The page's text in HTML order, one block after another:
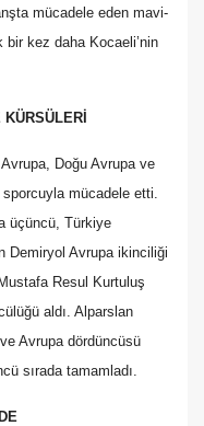
mücadele eden mavi-
bir kez daha Kocaeli’nin
Doğu Avrupa ve
mücadele etti.
üçüncü, Türkiye
Demiryol Avrupa ikinciliği
Resul Kurtuluş
aldı. Alparslan
Avrupa dördüncüsü
sırada tamamladı.